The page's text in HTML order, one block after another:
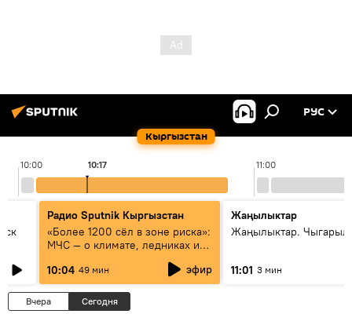
Кыргызстан
РУС
10:00 11:00
10:17
Радио Sputnik Кыргызстан
«Более 1200 сёл в зоне риска»:
МЧС — о климате, ледниках и
населения
10:04 49 мин эфир
Жаңылыктар
Жаңылыктар.
11:01 3 мин
Вчера Сегодня